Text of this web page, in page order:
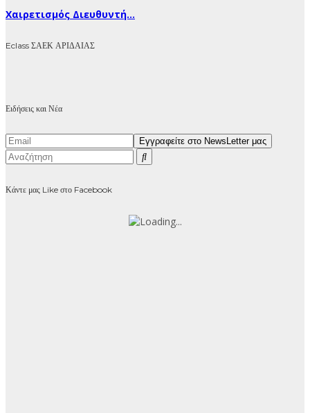
Χαιρετισμός Διευθυντή...
Eclass ΣΑΕΚ ΑΡΙΔΑΙΑΣ
Ειδήσεις και Νέα
Κάντε μας Like στο Facebook